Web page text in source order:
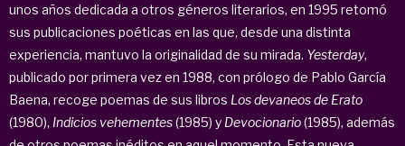
unos años dedicada a otros géneros literarios, en 1995 retomó
sus publicaciones poéticas en las que, desde una distinta
experiencia, mantuvo la originalidad de su mirada. Yesterday,
publicado por primera vez en 1988, con prólogo de Pablo García
Baena, recoge poemas de sus libros Los devaneos de Erato
(1980), Indicios vehementes(1985) y Devocionario(1985), además